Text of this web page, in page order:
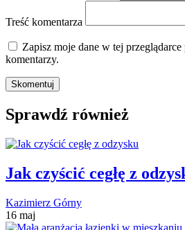
Treść komentarza
Zapisz moje dane w tej
komentarzy.
Sprawdź również
Jak czyścić cegłę z
Kazimierz Górny
16 maj